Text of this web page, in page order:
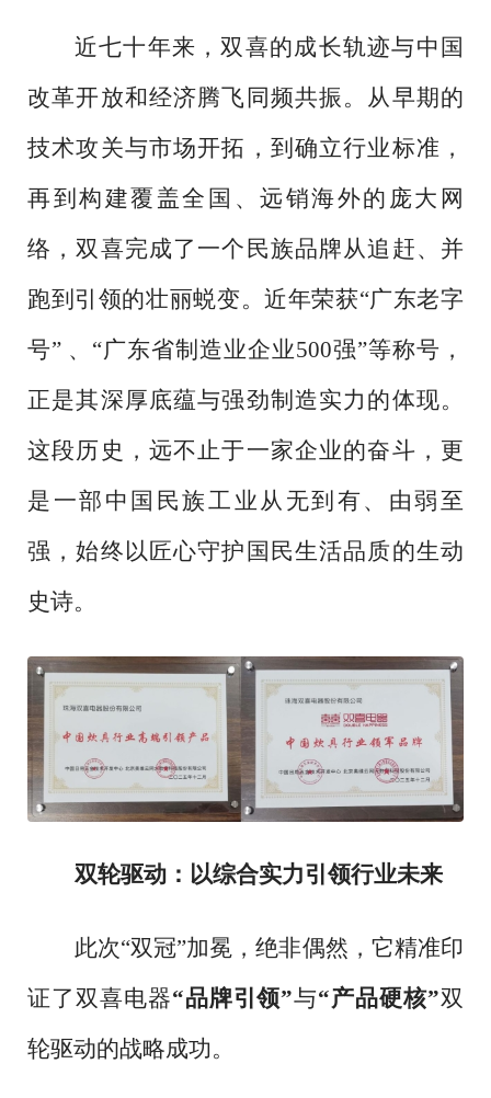
近七十年来，双喜的成长轨迹与中国
改革开放和经济腾飞同频共振。从早期的
技术攻关与市场开拓，到确立行业标准，
再到构建覆盖全国、远销海外的庞大网
络，双喜完成了一个民族品牌从追赶、并
跑到引领的壮丽蜕变。近年荣获“广东老字
号” 、“广东省制造业企业500强”等称号，
正是其深厚底蕴与强劲制造实力的体现。
这段历史，远不止于一家企业的奋斗，更
是一部中国民族工业从无到有、由弱至
强，始终以匠心守护国民生活品质的生动
史诗。
双轮驱动：以综合实力引领行业未来
此次“双冠”加冕，绝非偶然，它精准印
证了双喜电器“品牌引领”与“产品硬核”双
轮驱动的战略成功。